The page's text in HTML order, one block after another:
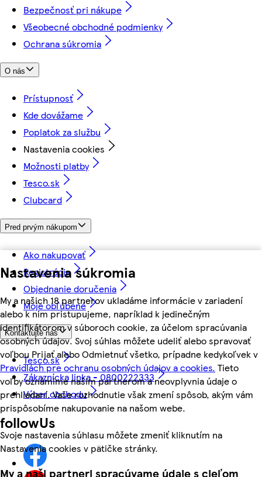
Nastavenia súkromia
My a našich 18 partnerov ukladáme informácie v zariadení
alebo k nim pristupujeme, napríklad k jedinečným
identifikátorom v súboroch cookie, za účelom spracúvania
osobných údajov. Svoj súhlas môžete udeliť alebo spravovať
voľbou Prijať alebo Odmietnuť všetko, prípadne kedykoľvek v
Pravidlách pre ochranu osobných údajov a cookies. Tieto
voľby oznámime našim partnerom a neovplyvnia údaje o
prehliadaní. Vaše rozhodnutie však zmení spôsob, akým vám
prispôsobíme nakupovanie na našom webe.
Svoje nastavenia súhlasu môžete zmeniť kliknutím na
Nastavenia cookies v pätičke stránky.
My a naši partneri spracúvame údaje s cieľom
Bezpečnosť pri nákupe
Všeobecné obchodné podmienky
Ochrana súkromia
O nás
Prístupnosť
Kde dovážame
Poplatok za službu
Nastavenia cookies
Možnosti platby
Tesco.sk
Clubcard
Pred prvým nákupom
Ako nakupovať
Registrácia
Objednanie doručenia
Moje obľúbené
Kontaktujte nás
Tesco.sk
Zákaznícka linka - 0800222333
Výber obchodu
followUs